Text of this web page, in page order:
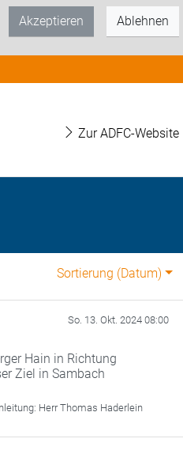
Akzeptieren Ablehnen
Zur ADFC-Website
Sortierung (Datum)
So. 13. Okt. 2024 08:00
Hain in Richtung
Ziel in Sambach
Herr Thomas Haderlein